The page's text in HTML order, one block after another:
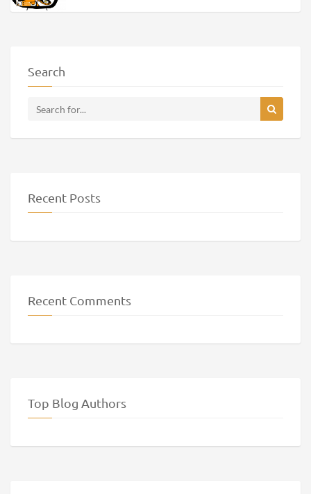
Search
Recent Posts
Recent Comments
Top Blog Authors